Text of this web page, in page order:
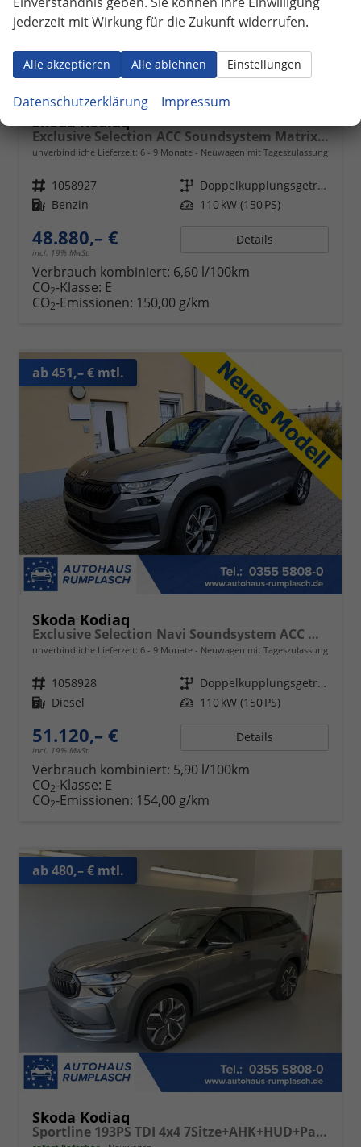
Skoda Kodiaq
Exclusive Selection ACC Soundsystem Matrix Navi
unverbindliche Lieferzeit: 6 - 9 Monate Neuwagen mit Tageszulassung
Fahrzeugnr. 1058927 Getriebe
Doppelkupplungsgetriebe (DSG)
Kraftstoff Benzin Leistung 110 kW (150 PS)
48.880,– €
incl. 19% MwSt.
Details
Verbrauch kombiniert: 6,60 l/100km
CO2-Klasse: E
CO2-Emissionen: 150,00 g/km
ab 451,– € mtl.
Skoda Kodiaq
Exclusive Selection Navi Soundsystem ACC Matrix
unverbindliche Lieferzeit: 6 - 9 Monate Neuwagen mit Tageszulassung
Fahrzeugnr. 1058928 Getriebe
Doppelkupplungsgetriebe (DSG)
Kraftstoff Diesel Leistung 110 kW (150 PS)
51.120,– €
incl. 19% MwSt.
Details
Verbrauch kombiniert: 5,90 l/100km
CO2-Klasse: E
CO2-Emissionen: 154,00 g/km
ab 480,– € mtl.
Skoda Kodiaq
Sportline 193PS TDI 4x4 7Sitze+AHK+HUD+Pano+360°+GV5+Navi+CANTON+Alu20
jederzeit mit Wirkung für die Zukunft widerrufen.
Alle akzeptieren Alle ablehnen Einstellungen
Datenschutzerklärung Impressum